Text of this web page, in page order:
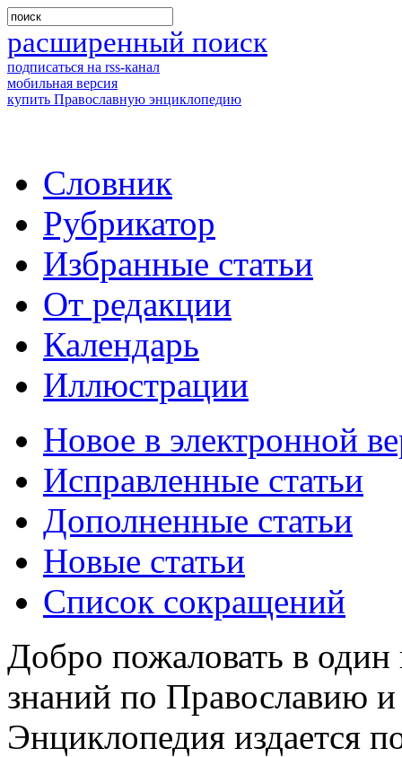
расширенный поиск
подписаться на rss-канал
мобильная версия
купить Православную энциклопедию
Словник
Рубрикатор
Избранные статьи
От редакции
Календарь
Иллюстрации
Новое в электронной
Исправленные статьи
Дополненные статьи
Новые статьи
Список сокращений
Добро пожаловать в
знаний по Православию
Энциклопедия издается